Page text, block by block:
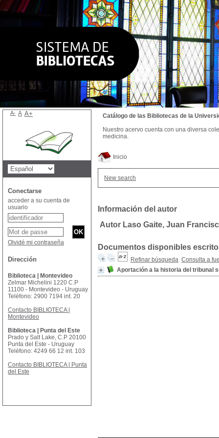
Inicio
New search
Información del autor
Autor Laso Gaite, Juan
Documentos disponibles
Refinar búsqueda Consulta a
Aportación a la historia del tribunal
Catálogo de las Bibliotecas de la
Nuestro acervo cuenta con una diversa
medicina.
A- A A+
Conectarse
acceder a su cuenta de
usuario
Olvidé mi contraseña
Dirección
Biblioteca | Montevideo
Zelmar Michelini 1220 C.P
11100 - Montevideo - Uruguay
Teléfono: 2900 7194 int. 20
Contacto BIBLIOTECA |
Montevideo
Biblioteca | Punta del Este
Prado y Salt Lake, C.P 20100
Punta del Este - Uruguay
Teléfono: 4249 66 12 int. 103
Contacto BIBLIOTECA | Punta
del Este